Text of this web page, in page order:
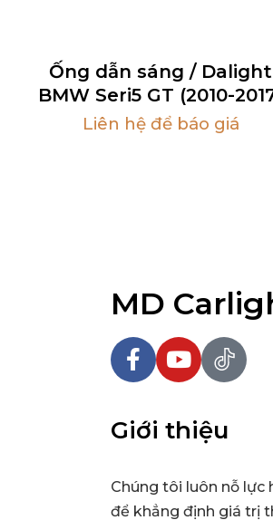
Ống dẫn sáng / Dalight
BMW Seri5 GT (2010-
Liên hệ để báo giá
MD
Giới thiệu
Chúng tôi luôn nỗ lực
để khẳng định giá trị